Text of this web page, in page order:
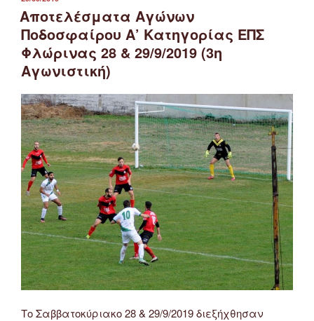
ΣΤΙΣ
Αποτελέσματα Αγώνων
Ποδοσφαίρου Α’ Κατηγορίας ΕΠΣ
Φλώρινας 28 & 29/9/2019 (3η
Αγωνιστική)
Το Σαββατοκύριακο 28 & 29/9/2019 διεξήχθησαν